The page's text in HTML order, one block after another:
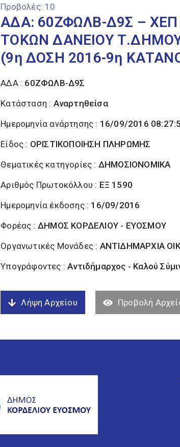
Προβολές: 10
ΑΔΑ: 60ΖΦΩΛΒ-Δ9Σ –
ΤΟΚΩΝ ΔΑΝΕΙΟΥ
(9η ΔΟΣΗ 2016-9η
ΑΔΑ : 60ΖΦΩΛΒ-Δ9Σ
Κατάσταση : Αναρτηθείσα
Ημερομηνία ανάρτησης : 16/09/2016
Είδος : ΟΡΙΣΤΙΚΟΠΟΙΗΣΗ ΠΛΗΡΩΜΗΣ
Θεματικές κατηγορίες : ΔΗΜΟΣΙΟΝΟΜΙΚΑ
Αριθμός Πρωτοκόλλου : ΕΞ 1590
Ημερομηνία έκδοσης : 16/09/2016
Φορέας :ΔΗΜΟΣ ΚΟΡΔΕΛΙΟΥ - ΕΥΟΣΜΟΥ
Οργανωτικές Μονάδες : ΑΝΤΙΔΗΜΑΡΧΙΑ
Υπογράφοντες :Αντιδήμαρχος - Καλού
Λήψη Αρχείου Προβολή